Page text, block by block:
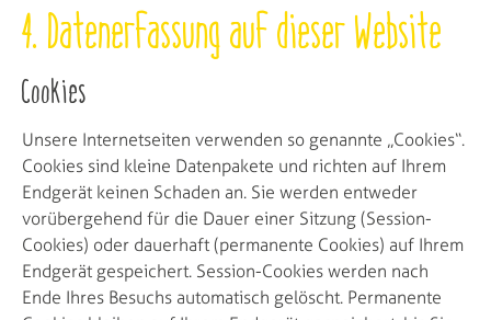
4. Datenerfassung auf dieser Website
Cookies
Unsere Internetseiten verwenden so genannte „Cookies“.
Cookies sind kleine Datenpakete und richten auf Ihrem
Endgerät keinen Schaden an. Sie werden entweder
vorübergehend für die Dauer einer Sitzung (Session-
Cookies) oder dauerhaft (permanente Cookies) auf Ihrem
Endgerät gespeichert. Session-Cookies werden nach
Ende Ihres Besuchs automatisch gelöscht. Permanente